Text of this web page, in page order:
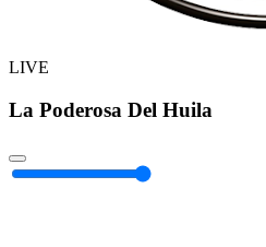
LIVE
La Poderosa Del Huila